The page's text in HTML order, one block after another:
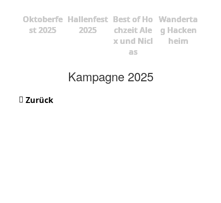
Oktoberfe
st 2025
Hallenfest
2025
Best of Ho
chzeit Ale
x und Nicl
as
Wanderta
g Hacken
heim
Kampagne 2025
Zurück